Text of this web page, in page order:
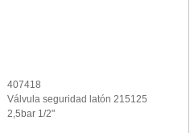
407418
Válvula seguridad latón 215125
2,5bar 1/2"